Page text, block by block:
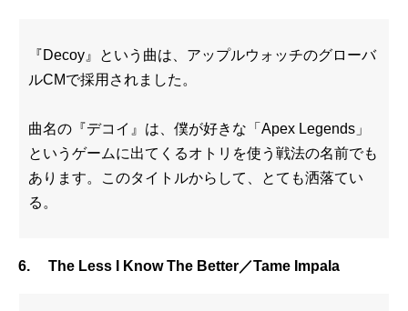
『Decoy』という曲は、アップルウォッチのグローバ
ルCMで採用されました。
曲名の『デコイ』は、僕が好きな「Apex Legends」
というゲームに出てくるオトリを使う戦法の名前でも
あります。このタイトルからして、とても洒落てい
る。
6. The Less I Know The Better／Tame Impala